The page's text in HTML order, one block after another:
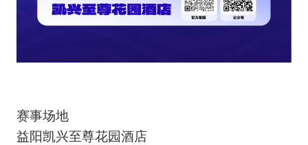
赛事场地
益阳凯兴至尊花园酒店